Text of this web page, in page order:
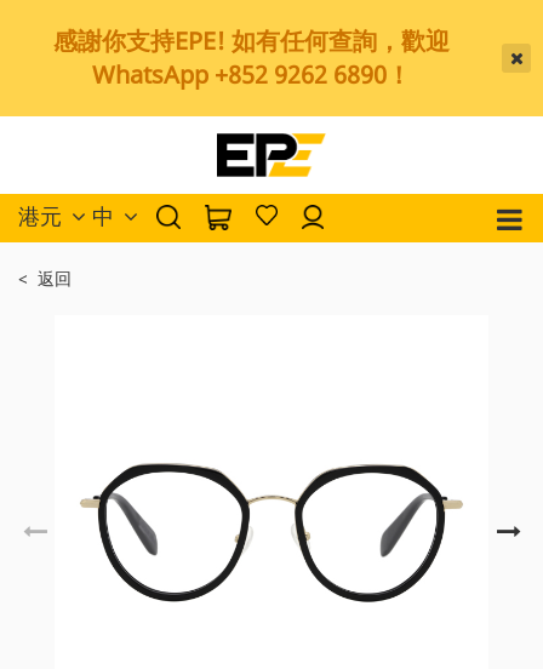
感謝你支持EPE! 如有任何查詢，歡迎
WhatsApp +852 9262 6890！
港元 中
< 返回